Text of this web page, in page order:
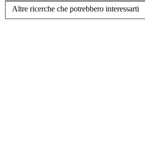
Altre ricerche che potrebbero interessarti